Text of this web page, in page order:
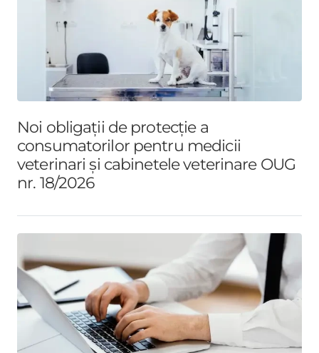
Noi obligații de protecție a
consumatorilor pentru medicii
veterinari și cabinetele veterinare OUG
nr. 18/2026